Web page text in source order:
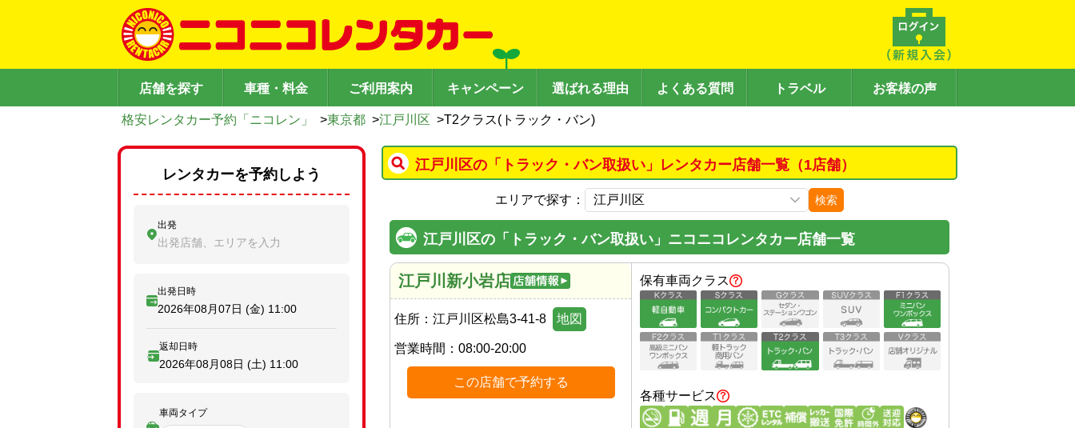
店舗を探す 車種・料金 ご利用案内 キャンペーン 選ばれる理由 よくある質問 トラベル お客様の声
格安レンタカー予約「ニコレン」 >東京都 >江戸川区 >T2クラス(トラック・バン)
江戸川区の「トラック・バン取扱い」レンタカー店舗一覧（1店舗）
エリアで探す： 検索
江戸川区の「トラック・バン取扱い」ニコニコレンタカー店舗一覧
江戸川新小岩店
住所： 江戸川区松島3-41-8 地図
営業時間： 08:00-20:00
この店舗で予約する
保有車両クラス
各種サービス
レンタカーを予約しよう
出発
出発店舗、エリアを入力
出発日時
2026年08月07日 (金) 11:00
返却日時
2026年08月08日 (土) 11:00
車両タイプ